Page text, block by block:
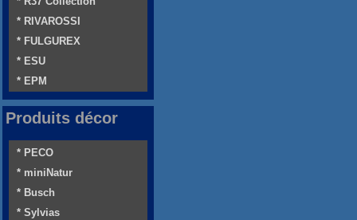
* RIVAROSSI
* FULGUREX
* ESU
* EPM
Produits décor
* PECO
* miniNatur
* Busch
* Sylvias